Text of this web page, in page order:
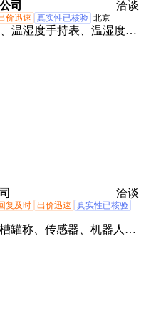
司 洽谈
价迅速 真实性已核验 北京
温湿度手持表、温湿度传
洽谈
复及时 出价迅速
真实性已核验
罐称、传感器、机器人测
感器、1000吨轮辐传感
压机测力传感器、柱式测
、反应釜、机改称、BK-4
、称重模块、BK-1系列柱
、YSOKL柱式测力传、U